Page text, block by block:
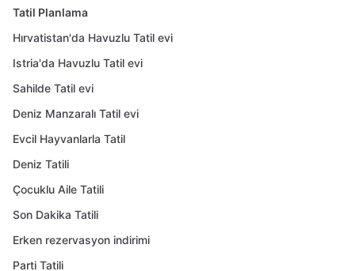
Tatil Planlama
Hırvatistan'da Havuzlu Tatil evi
Istria'da Havuzlu Tatil evi
Sahilde Tatil evi
Deniz Manzaralı Tatil evi
Evcil Hayvanlarla Tatil
Deniz Tatili
Çocuklu Aile Tatili
Son Dakika Tatili
Erken rezervasyon indirimi
Parti Tatili